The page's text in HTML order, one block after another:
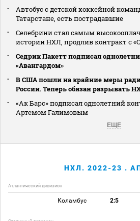
Автобус с детской хоккейной
Татарстане, есть пострадавшие
Селебрини стал самым
истории НХЛ, продлив контракт с
Седрик Пакетт подписал
«Авангардом»
В США пошли на крайние меры ради
России. Теперь обязан разрывать
«Ак Барс» подписал однолетний
Артемом Галимовым
ЕЩЕ
НХЛ. 2022-23 .
Атлантический дивизион
Коламбус 2:5